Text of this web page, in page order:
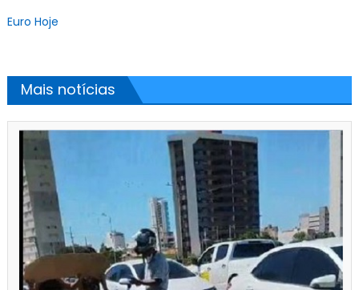
Euro Hoje
Mais notícias